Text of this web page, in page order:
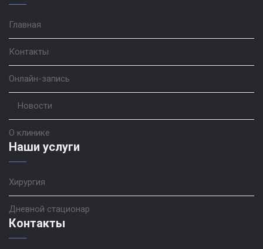
Главная
Контакты
Онлайн-запись
Новости
О клинике
Наши услуги
Хирургия
Дневной стационар
Контакты